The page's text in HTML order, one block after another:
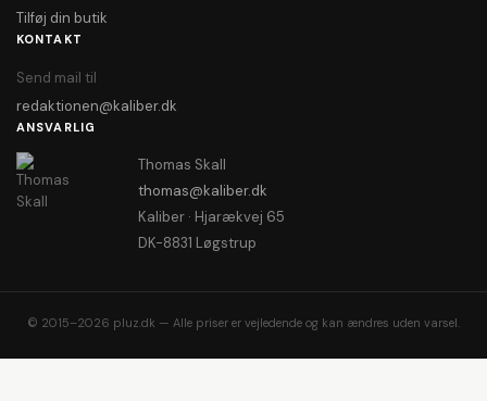
Tilføj din butik
KONTAKT
Send mail til
redaktionen@kaliber.dk
ANSVARLIG
Thomas Skall
thomas@kaliber.dk
Kaliber · Hjarækvej 65
DK-8831 Løgstrup
© 2015–2026 pluz.dk — Alle priser er vejledende og kan ændres uden varsel.